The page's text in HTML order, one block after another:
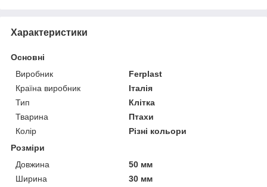
Характеристики
Основні
Виробник
Ferplast
Країна виробник
Італія
Тип
Клітка
Тварина
Птахи
Колір
Різні кольори
Розміри
Довжина
50 мм
Ширина
30 мм